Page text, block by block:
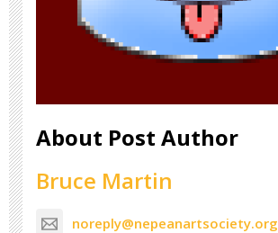
About Post Author
Bruce Martin
noreply@nepeanartsociety.org